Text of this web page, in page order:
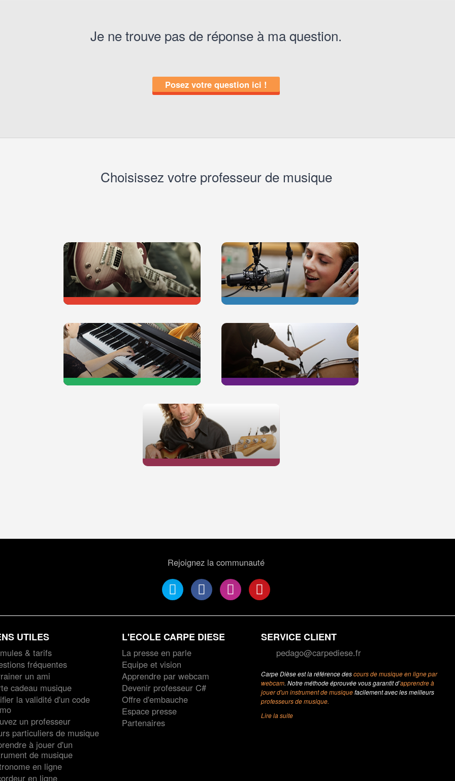
Je ne trouve pas de réponse à ma question.
Posez votre question ici !
Choisissez votre professeur de musique
Rejoignez la communauté
UTILES
& tarifs
fréquentes
un ami
cadeau musique
la validité d'un code
un professeur
particuliers de musique
à jouer d'un
de musique
en ligne
en ligne
L'ECOLE CARPE DIESE
La presse en parle
Equipe et vision
Apprendre par webcam
Devenir professeur C#
Offre d'embauche
Espace presse
Partenaires
SERVICE CLIENT
pedago@carpediese.fr
Carpe Dièse est la référence descours de musique en ligne par
webcam. Notre méthode éprouvée vous garantit d’apprendre à
jouer d'un instrument de musiquefacilement avec les meilleurs
professeurs de musique.
Lire la suite